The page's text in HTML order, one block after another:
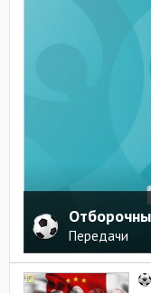
Передачи